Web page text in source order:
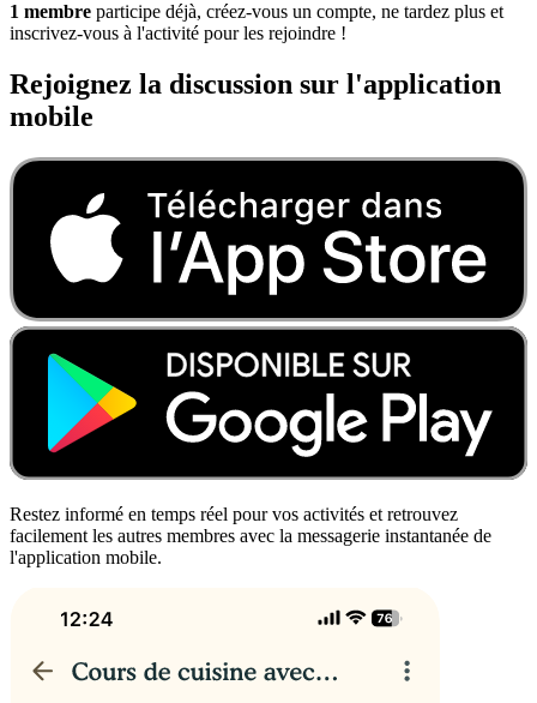
1 membre participe déjà, créez-vous un compte, ne tardez plus et
inscrivez-vous à l'activité pour les rejoindre !
Rejoignez la discussion sur l'application
mobile
Restez informé en temps réel pour vos activités et retrouvez
facilement les autres membres avec la messagerie instantanée de
l'application mobile.